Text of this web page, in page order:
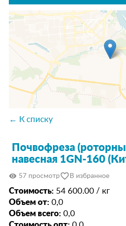
← К списку
Почвофреза
навесная 1GN-160
visibility 57 просмотрfavorite_border В избранное
Стоимость: 54 600.00 / кг
Объем от: 0,0
Объем всего: 0,0